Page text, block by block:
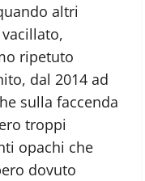
altri
ripetuto
dal 2014 ad
sulla faccenda
troppi
opachi che
dovuto